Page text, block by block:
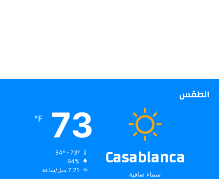
الطقس
Casablanca
سماء صافية
73
℉
94%
7.25 ميل/ساعة